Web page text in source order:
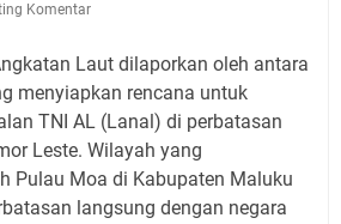
Komentar
Laut dilaporkan oleh antara
menyiapkan rencana untuk
TNI AL (Lanal) di perbatasan
Leste. Wilayah yang
Pulau Moa di Kabupaten Maluku
langsung dengan negara